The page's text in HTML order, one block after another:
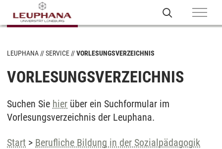
LEUPHANA SERVICE VORLESUNGSVERZEICHNIS
VORLESUNGSVERZEICHNIS
Suchen Sie hier über ein Suchformular im
Vorlesungsverzeichnis der Leuphana.
Start > Berufliche Bildung in der Sozialpädagogik